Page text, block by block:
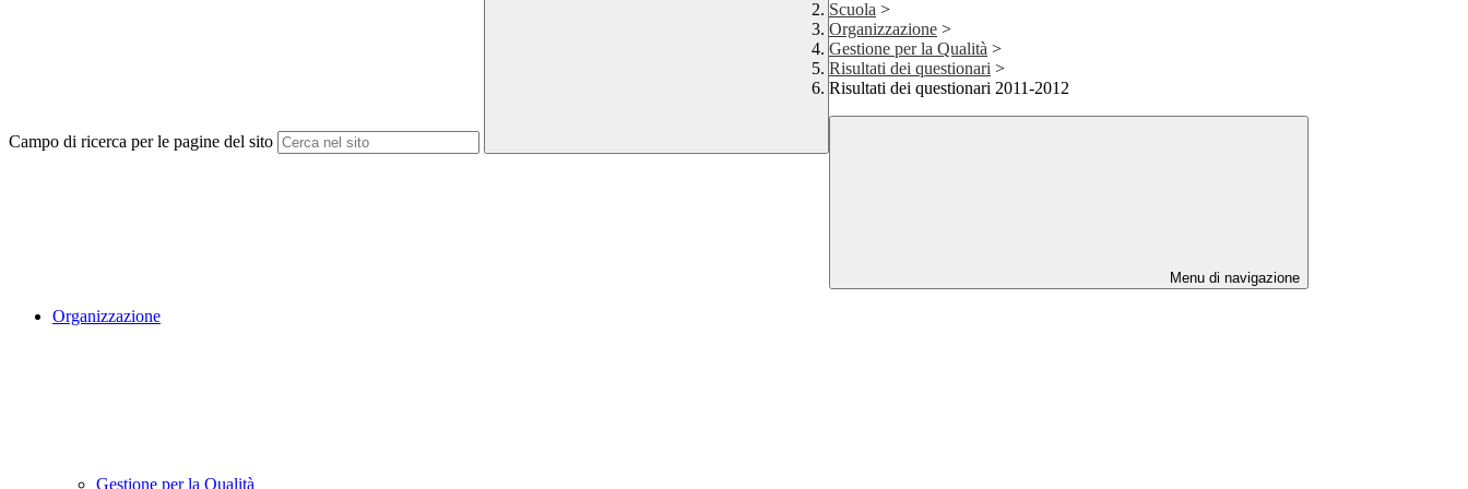
Campo di ricerca per le pagine del sito
Scuola >
Organizzazione >
Gestione per la Qualità >
Risultati dei questionari >
Risultati dei questionari 2011-2012
Menu di navigazione
Organizzazione
Gestione per la Qualità